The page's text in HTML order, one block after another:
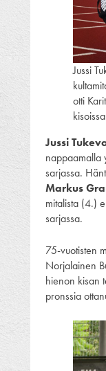
Jussi
otti
Jussi
nappaamalla
sarjassa.
Markus
mitalista (4.)
sarjassa.
75-vuotisten
Norjalainen
hienon kisan
pronssia